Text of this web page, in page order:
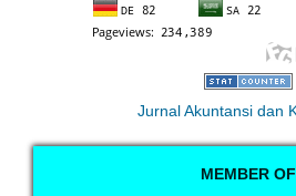
Jurnal Akuntansi dan
MEMBER OF